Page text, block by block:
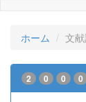
ホーム 文
2 0 0 0